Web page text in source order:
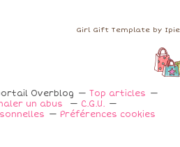
Girl Gift Template by
Overblog
Top articles
un abus
C.G.U.
Préférences cookies